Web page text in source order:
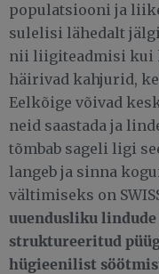
populatsiooni ja
sulelisi lähedalt
nii liigiteadmisi kui
häirivad kahjurid,
Eelkõige võivad
neid saastada ja
tõmbab sageli ligi
langeb ja sinna
vältimiseks on
uuendusliku
struktureeritud
hügieenilist